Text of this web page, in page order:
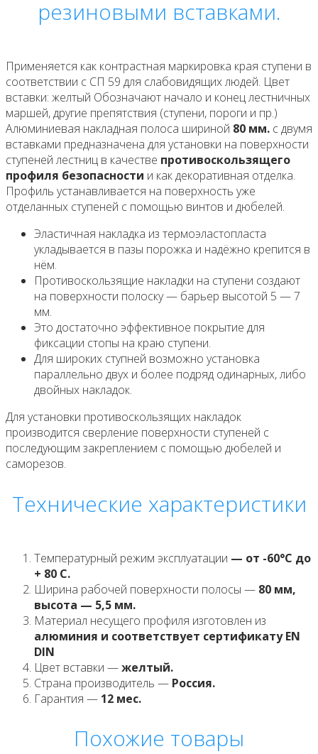
резиновыми вставками.
Применяется как контрастная маркировка края ступени в
соответствии с СП 59 для слабовидящих людей. Цвет
вставки: желтый Обозначают начало и конец лестничных
маршей, другие препятствия (ступени, пороги и пр.)
Алюминиевая накладная полоса шириной 80 мм. с двумя
вставками предназначена для установки на поверхности
ступеней лестниц в качестве противоскользящего
профиля безопасности и как декоративная отделка.
Профиль устанавливается на поверхность уже
отделанных ступеней с помощью винтов и дюбелей.
Эластичная накладка из термоэластопласта
укладывается в пазы порожка и надёжно крепится в
нём.
Противоскользящие накладки на ступени создают
на поверхности полоску — барьер высотой 5 — 7
мм.
Это достаточно эффективное покрытие для
фиксации стопы на краю ступени.
Для широких ступней возможно установка
параллельно двух и более подряд одинарных, либо
двойных накладок.
Для установки противоскользящих накладок
производится сверление поверхности ступеней с
последующим закреплением с помощью дюбелей и
саморезов.
Технические характеристики
Температурный режим эксплуатации — от -60°С до
+ 80 С.
Ширина рабочей поверхности полосы — 80 мм,
высота — 5,5 мм.
Материал несущего профиля изготовлен из
алюминия и соответствует сертификату EN
DIN
Цвет вставки —желтый.
Страна производитель — Россия.
Гарантия — 12 мес.
Похожие товары